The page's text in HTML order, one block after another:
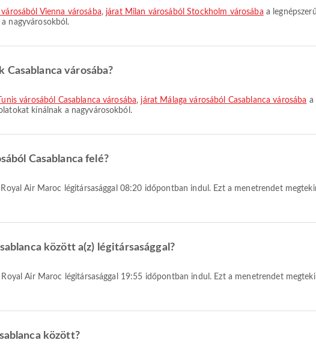
Vienna városába, járat Milan városából Stockholm városába a
nagyvárosokból.
városába?
városából Casablanca városába, járat Málaga városából Casablanca városába a
kínálnak a nagyvárosokból.
Casablanca felé?
között a(z) légitársasággal?
között?